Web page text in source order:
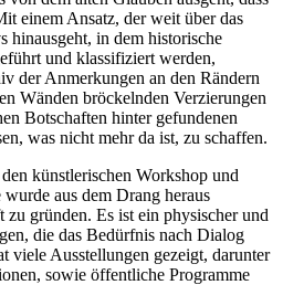
einem Ansatz, der weit über das
hinausgeht, in dem historische
und klassifiziert werden,
der Anmerkungen an den Rändern
Wänden bröckelnden Verzierungen
Botschaften hinter gefundenen
was nicht mehr da ist, zu schaffen.
künstlerischen Workshop und
aus dem Drang heraus
gründen. Es ist ein physischer und
die das Bedürfnis nach Dialog
viele Ausstellungen gezeigt, darunter
sowie öffentliche Programme